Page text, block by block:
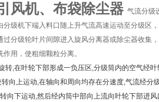
风机、布袋除尘器 气流分级
级机下端入料口随上升气流高速运动至分级区
分级轮叶片间隙进入旋风分离器或除尘器收集
用，使粗细颗粒分离。
,在叶轮下部形成一负压区,分级筒内的空气经
向上运动,在轴向和周向均存在分速度,气流经分
向下运动,然后经内筒中部向上流向叶轮下部进